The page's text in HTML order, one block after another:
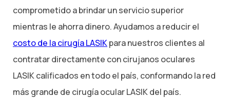
comprometido a brindar un servicio superior
mientras le ahorra dinero. Ayudamos a reducir el
costo de la cirugía LASIKpara nuestros clientes al
contratar directamente con cirujanos oculares
LASIK calificados en todo el país, conformando la red
más grande de cirugía ocular LASIK del país.